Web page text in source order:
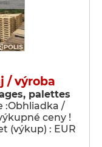
/ výroba
palettes
:Obhliadka /
ceny !
(výkup) : EUR